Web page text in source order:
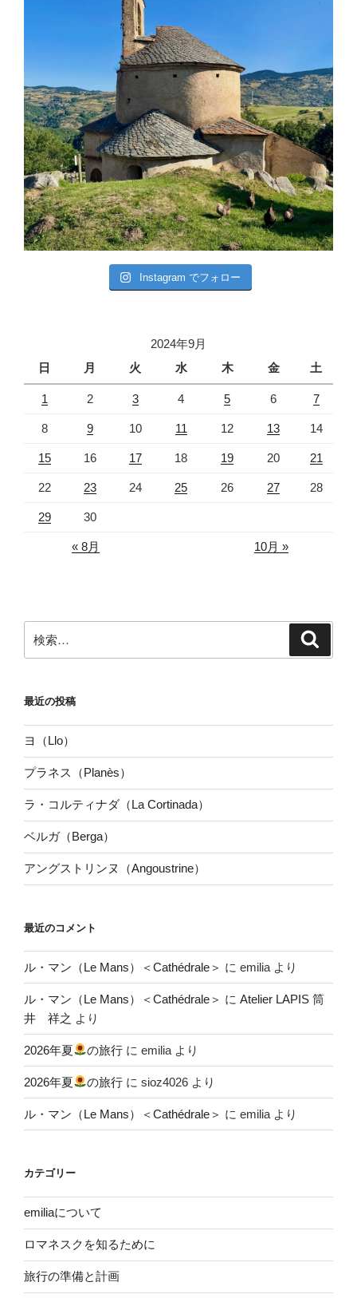
Instagram でフォロー
2024年9月
日
月 火 水 木 金 土
1 2 3 4 5 6 7
8 9 10 11 12 13 14
15 16 17 18 19 20 21
22 23 24 25 26 27 28
29 30
« 8月 10月 »
索:
最近の投稿
ヨ（Llo）
プラネス（Planès）
ラ・コルティナダ（La Cortinada）
ベルガ（Berga）
アングストリンヌ（Angoustrine）
最近のコメント
ル・マン（Le Mans）＜Cathédrale＞ に emilia より
ル・マン（Le Mans）＜Cathédrale＞ に Atelier LAPIS 筒
井 祥之 より
2026年夏 の旅行 にemilia より
2026年夏 の旅行 にsioz4026 より
ル・マン（Le Mans）＜Cathédrale＞ に emilia より
カテゴリー
emiliaについて
ロマネスクを知るために
旅行の準備と計画